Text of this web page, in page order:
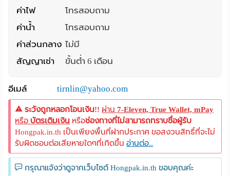
ค่าไฟ
โทรสอบถาม
ค่าน้ำ
โทรสอบถาม
ค่าส่วนกลาง ไม่มี
สัญญาเช่า
ขั้นต่ำ 6 เดือน
อีเมล์ tirnlin@yahoo.com
ระวังถูกหลอกโอนเงิน!! ผ่าน7-Eleven, True Wallet, mPay
หรือ บัตรเติมเงิน หรือช่องทางที่ไม่สามารถทราบชื่อผู้รับ
Hongpak.in.th เป็นเพียงพื้นที่ฝากประกาศ ขอสงวนสิทธิ์ที่จะไม่
รับผิดชอบต่อเสียหายใดๆที่เกิดขึ้นอ่านต่อ..
กรุณาแจ้งว่าดูจากเว็บไซต์ Hongpak.in.th ขอบคุณค่ะ